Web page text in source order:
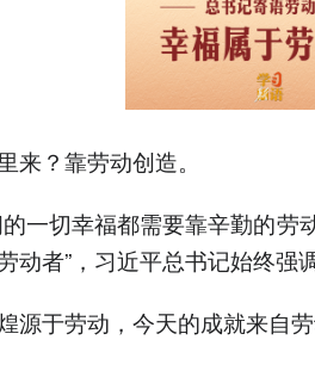
来？靠劳动创造。
一切幸福都需要靠辛勤的劳
动者”，习近平总书记始终强
源于劳动，今天的成就来自